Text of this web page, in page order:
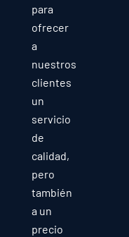
para
ofrecer
a
nuestros
clientes
un
servicio
de
calidad,
pero
también
a un
precio